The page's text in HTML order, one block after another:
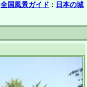
全国風景ガイド : 日本の城